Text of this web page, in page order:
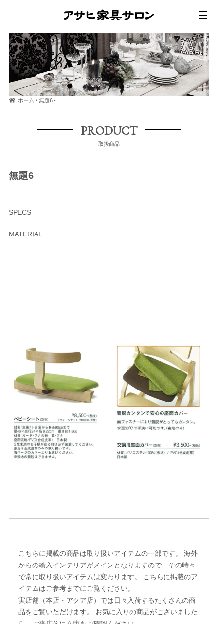
ホーム 無題6 -
PRODUCT
取扱商品
無題6
SPECS
MATERIAL
こちらに掲載の商品は取り扱いアイテムの一部です。 海外
からの輸入インテリアがメインとなりますので、その時々
で常に取り扱いアイテムは変わります。 こちらに掲載のア
イテムはご参考までにご覧ください。
実店舗（本店・アクア店）では日々入荷するたくさんの商
品をご覧いただけます。 お気に入りの商品がございました